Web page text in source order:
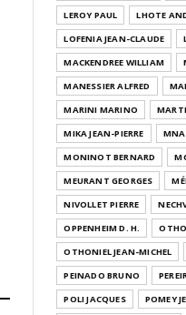
LEROY PAUL
LHOTE
LOFENIA JEAN-CLAUDE
MACKENDREE WILLIAM
MANESSIER ALFRED
MARINI MARINO
MIKA JEAN-PIERRE
MONINOT BERNARD
MEURANT GEORGES
NIVOLLET PIERRE
OPPENHEIM D. H.
OTHONIEL JEAN-MICHEL
PEINADO BRUNO
POLI JACQUES
POMEY